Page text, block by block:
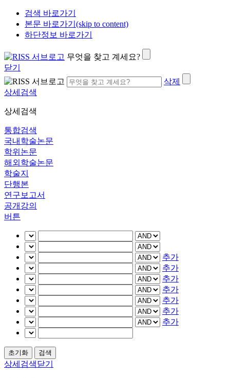
검색 바로가기
본문 바로가기(skip to content)
하단정보 바로가기
무엇을 찾고 계세요?
닫기
삭제
상세검색
상세검색
통합검색
국내학술논문
학위논문
해외학술논문
학술지
단행본
연구보고서
공개강의
버튼
추가
추가
추가
추가
추가
추가
추가
상세검색닫기